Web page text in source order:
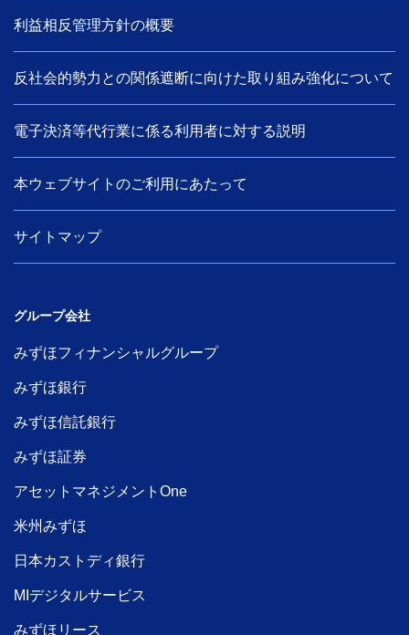
利益相反管理方針の概要
反社会的勢力との関係遮断に向けた取り組み強化について
電子決済等代行業に係る利用者に対する説明
本ウェブサイトのご利用にあたって
サイトマップ
グループ会社
みずほフィナンシャルグループ
みずほ銀行
みずほ信託銀行
みずほ証券
アセットマネジメントOne
米州みずほ
日本カストディ銀行
MIデジタルサービス
みずほリース